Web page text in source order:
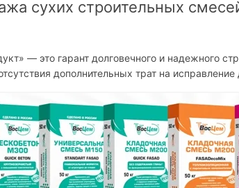
СОДЕРЖИМОМУ
сухих строительных
— это гарант долговечного и надежного
дополнительных трат на